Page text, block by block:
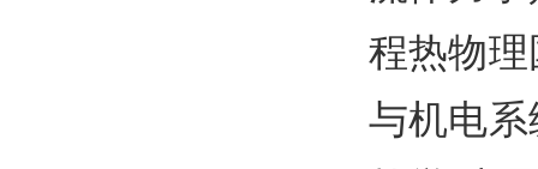
程热物
与机电